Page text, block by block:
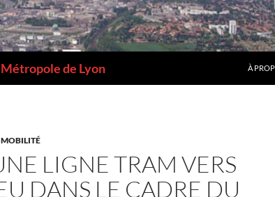
de Lyon À
MOBILITÉ
LIGNE TRAM VERS
DANS LE CADRE DU